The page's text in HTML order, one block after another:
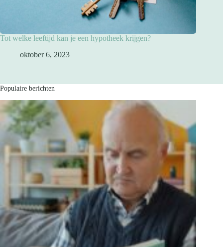
Tot welke leeftijd kan je een hypotheek krijgen?
oktober 6, 2023
Populaire berichten